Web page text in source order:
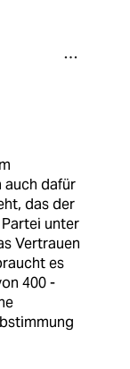
auch dafür
das der
unter
Vertrauen
es
400 -